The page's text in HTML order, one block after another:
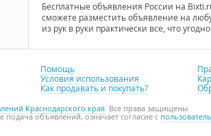
Бесплатные объявления России на
сможете разместить объявление на
из рук в руки практически все, что угодно
Помощь
Условия использования
Как продавать и покупать?
Краснодарского края. Все права защищены
подача объявлений, означает согласие с